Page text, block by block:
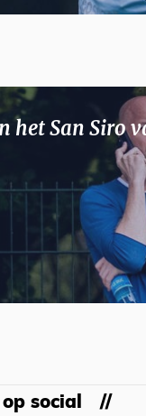
het San Siro
social